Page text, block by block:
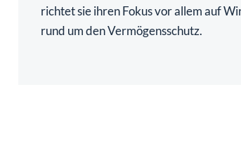
richtet sie ihren Fokus vor allem auf
rund um den Vermögensschutz.